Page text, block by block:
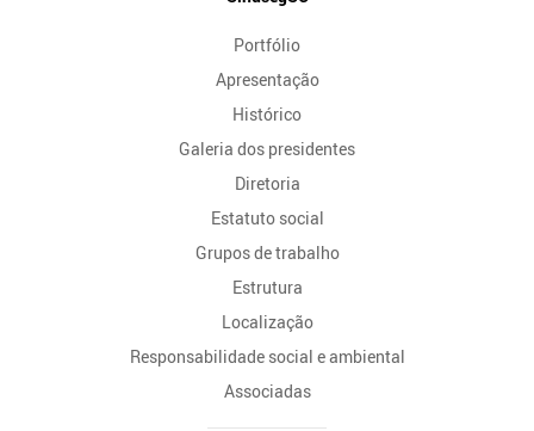
Portfólio
Apresentação
Histórico
Galeria dos presidentes
Diretoria
Estatuto social
Grupos de trabalho
Estrutura
Localização
Responsabilidade social e ambiental
Associadas